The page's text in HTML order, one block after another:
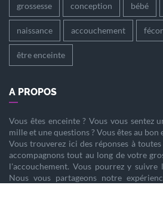
grossesse conception bébé
naissance accouchement
être enceinte
A PROPOS
Vous êtes enceinte? Vous vous sentez
mille et une questions ? Vous êtes au bon
Vous trouverez ici des réponses à
accompagnons tout au long de votre
l'accouchement. Vous pourrez y suivre
Nous vous partageons notre